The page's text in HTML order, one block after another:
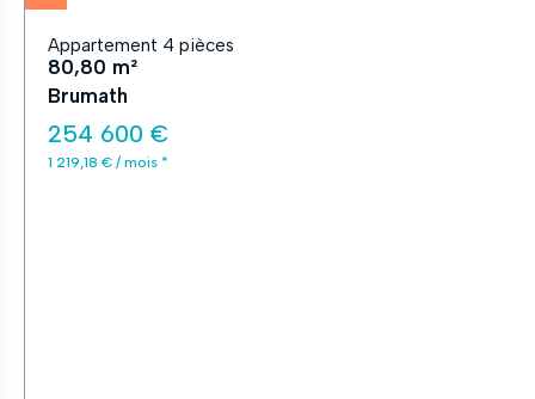
Appartement 4 pièces
80,80 m²
Brumath
254 600 €
1 219,18 € / mois *